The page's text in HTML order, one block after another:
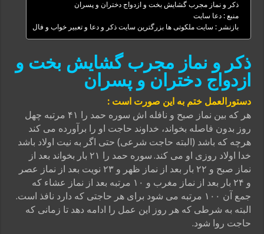
ذکر و نماز مجرب گشایش بخت و ازدواج دختران و پسران
منبع : دعا سایت
بازنشر : سایت ملکوتی ها بزرگترین سایت ذکر و دعا و تعبیر خواب و فال
ذکر و نماز مجرب گشایش بخت و
ازدواج دختران و پسران
دستورالعمل ختم به این صورت است :
هر که بین نماز صبح و نافله اش سوره حمد را ۴۱ مرتبه چهل
روز بدون فاصله بخواند، خداوند حاجت او را برآورده مى کند
هرچه که باشد (البته حاجت شرعى) حتى اگر به نیت اولاد باشد
خدا اولاد روزى او مى کند.
سوره حمد را ۲۱ بار بخواند بعد از
نماز صبح و ۲۲ بار بعد از نماز ظهر و ۲۳ نویت بعد از نماز عصر
و ۲۴ بار بعد از نماز مغرب و ۱۰ مرتبه بعد از نماز عشاء که
جمع آن ۱۰۰ مرتبه می شود برای هر حاجتی که دارد نافذ است.
البته به شرطی که هر روز این عمل را ادامه دهد تا زمانی که
حاجت روا شود.